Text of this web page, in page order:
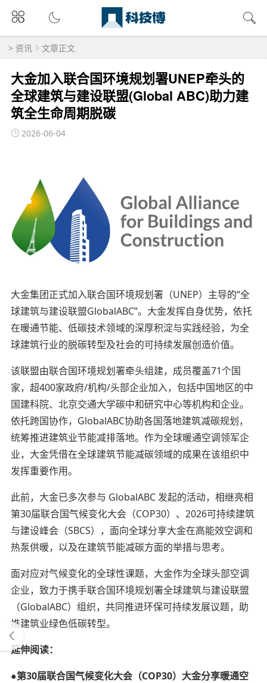
> 资讯 文章正文
大金加入联合国环境规划署UNEP牵头的
全球建筑与建设联盟(Global ABC)助力建
筑全生命周期脱碳
2026-06-04
大金集团正式加入联合国环境规划署（UNEP）主导的“全
球建筑与建设联盟GlobalABC”。大金发挥自身优势，依托
在暖通节能、低碳技术领域的深厚积淀与实践经验，为全
球建筑行业的脱碳转型及社会的可持续发展创造价值。
该联盟由联合国环境规划署牵头组建，成员覆盖71个国
家，超400家政府/机构/头部企业加入，包括中国地区的中
国建科院、北京交通大学碳中和研究中心等机构和企业。
依托跨国协作，GlobalABC协助各国落地建筑减碳规划，
统筹推进建筑业节能减排落地。作为全球暖通空调领军企
业，大金凭借在全球建筑节能减碳领域的成果在该组织中
发挥重要作用。
此前，大金已多次参与 GlobalABC 发起的活动，相继亮相
第30届联合国气候变化大会（COP30）、2026可持续建筑
与建设峰会（SBCS），面向全球分享大金在高能效空调和
热泵供暖，以及在建筑节能减碳方面的举措与思考。
面对应对气候变化的全球性课题，大金作为全球头部空调
企业，致力于携手联合国环境规划署全球建筑与建设联盟
（GlobalABC）组织，共同推进环保可持续发展议题，助
推建筑业绿色低碳转型。
延伸阅读：
●第30届联合国气候变化大会（COP30）大金分享暖通空